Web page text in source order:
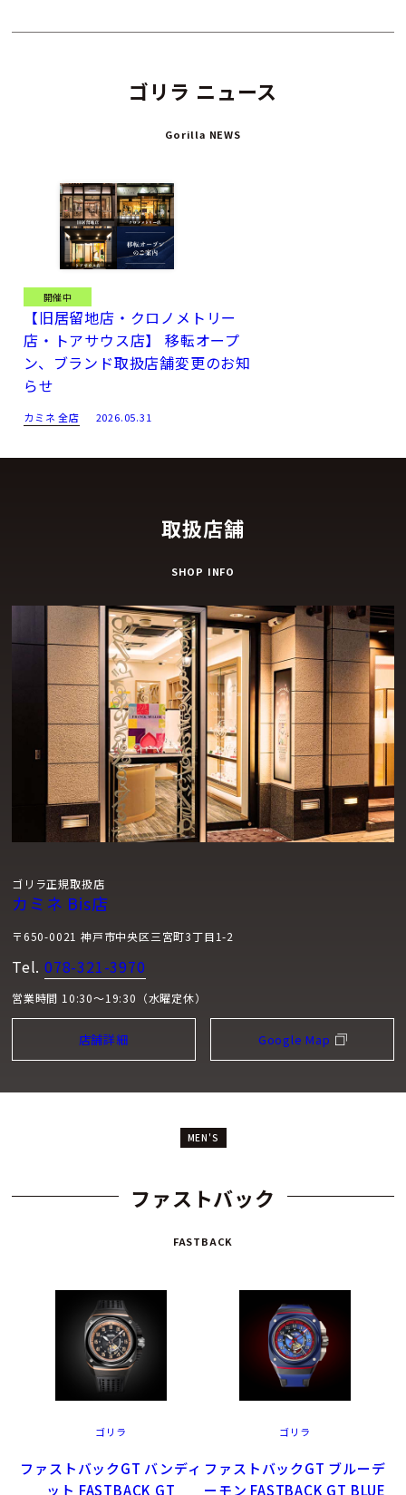
ゴリラ ニュース
Gorilla NEWS
開催中
【旧居留地店・クロノメトリー
店・トアサウス店】 移転オープ
ン、ブランド取扱店舗変更のお知
らせ
カミネ 全店 2026.05.31
取扱店舗
SHOP INFO
ゴリラ正規取扱店
カミネ Bis店
〒650-0021 神戸市中央区三宮町3丁目1-2
Tel. 078-321-3970
営業時間 10:30～19:30（水曜定休）
店舗詳細 Google Map
MEN'S
ファストバック
FASTBACK
ゴリラ
ファストバックGT バンディ
ット FASTBACK GT
ゴリラ
ファストバックGT ブルーデ
ーモン FASTBACK GT BLUE